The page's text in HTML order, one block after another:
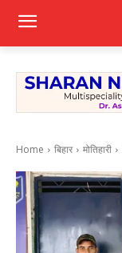
Home बिहार मोतिहारी